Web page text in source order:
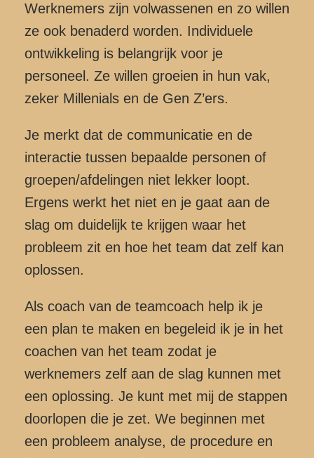
Werknemers zijn volwassenen en zo willen
ze ook benaderd worden. Individuele
ontwikkeling is belangrijk voor je
personeel. Ze willen groeien in hun vak,
zeker Millenials en de Gen Z’ers.
Je merkt dat de communicatie en de
interactie tussen bepaalde personen of
groepen/afdelingen niet lekker loopt.
Ergens werkt het niet en je gaat aan de
slag om duidelijk te krijgen waar het
probleem zit en hoe het team dat zelf kan
oplossen.
Als coach van de teamcoach help ik je
een plan te maken en begeleid ik je in het
coachen van het team zodat je
werknemers zelf aan de slag kunnen met
een oplossing. Je kunt met mij de stappen
doorlopen die je zet. We beginnen met
een probleem analyse, de procedure en